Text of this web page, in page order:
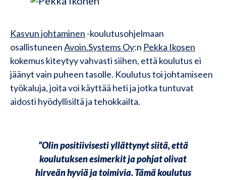
Kasvun johtaminen -koulutusohjelmaan
osallistuneenAvoin.Systems Oy:n Pekka Ikosen
kokemus kiteytyy vahvasti siihen, että koulutus ei
jäänyt vain puheen tasolle. Koulutus toi johtamiseen
työkaluja, joita voi käyttää heti ja jotka tuntuvat
aidosti hyödyllisiltä ja tehokkailta.
”Olin positiivisesti yllättynyt siitä, että
koulutuksen esimerkit ja pohjat olivat
hirveän hyviä ja toimivia. Tämä koulutus